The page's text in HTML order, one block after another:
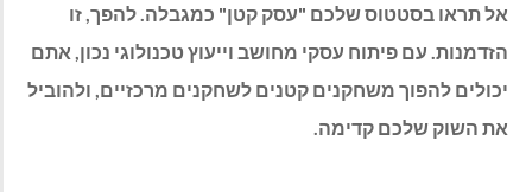
אל תראו בסטטוס שלכם "עסק קטן" כמגבלה. להפך, זו
הזדמנות. עם פיתוח עסקי מחושב וייעוץ טכנולוגי נכון, אתם
יכולים להפוך משחקנים קטנים לשחקנים מרכזיים, ולהוביל
את השוק שלכם קדימה.